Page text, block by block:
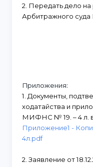
2. Передать дело
Арбитражного суда
Приложения:
1. Документы,
ходатайства и
МИФНС № 19. – 4 л. в
Приложение1 -
4л.pdf
2. Заявление от